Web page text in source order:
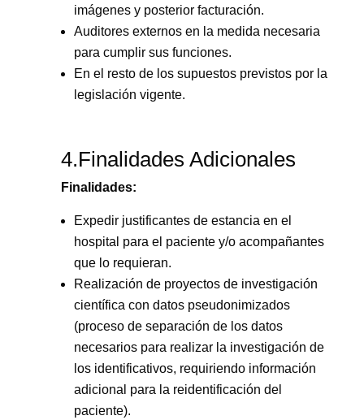
imágenes y posterior facturación.
Auditores externos en la medida necesaria
para cumplir sus funciones.
En el resto de los supuestos previstos por la
legislación vigente.
4.Finalidades Adicionales
Finalidades:
Expedir justificantes de estancia en el
hospital para el paciente y/o acompañantes
que lo requieran.
Realización de proyectos de investigación
científica con datos pseudonimizados
(proceso de separación de los datos
necesarios para realizar la investigación de
los identificativos, requiriendo información
adicional para la reidentificación del
paciente).